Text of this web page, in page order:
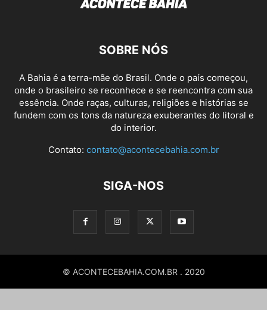
SOBRE NÓS
A Bahia é a terra-mãe do Brasil. Onde o país começou,
onde o brasileiro se reconhece e se reencontra com sua
essência. Onde raças, culturas, religiões e histórias se
fundem com os tons da natureza exuberantes do litoral e
do interior.
Contato: contato@acontecebahia.com.br
SIGA-NOS
© ACONTECEBAHIA.COM.BR . 2020